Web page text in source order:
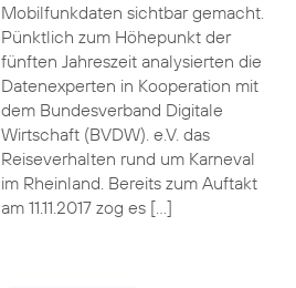
Mobilfunkdaten sichtbar gemacht.
Pünktlich zum Höhepunkt der
fünften Jahreszeit analysierten die
Datenexperten in Kooperation mit
dem Bundesverband Digitale
Wirtschaft (BVDW). e.V. das
Reiseverhalten rund um Karneval
im Rheinland. Bereits zum Auftakt
am 11.11.2017 zog es […]